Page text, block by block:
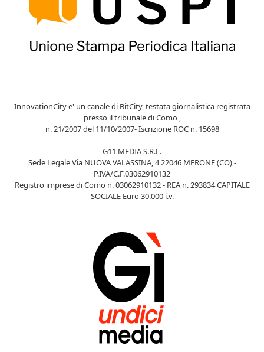
InnovationCity e' un canale di BitCity, testata giornalistica registrata
presso il tribunale di Como ,
n. 21/2007 del 11/10/2007- Iscrizione ROC n. 15698
G11 MEDIA S.R.L.
Sede Legale Via NUOVA VALASSINA, 4 22046 MERONE (CO) -
P.IVA/C.F.03062910132
Registro imprese di Como n. 03062910132 - REA n. 293834 CAPITALE
SOCIALE Euro 30.000 i.v.